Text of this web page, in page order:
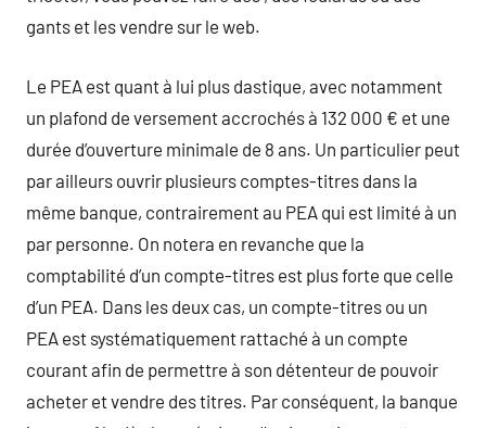
gants et les vendre sur le web.
Le PEA est quant à lui plus dastique, avec notamment
un plafond de versement accrochés à 132 000 € et une
durée d’ouverture minimale de 8 ans. Un particulier peut
par ailleurs ouvrir plusieurs comptes-titres dans la
même banque, contrairement au PEA qui est limité à un
par personne. On notera en revanche que la
comptabilité d’un compte-titres est plus forte que celle
d’un PEA. Dans les deux cas, un compte-titres ou un
PEA est systématiquement rattaché à un compte
courant afin de permettre à son détenteur de pouvoir
acheter et vendre des titres. Par conséquent, la banque